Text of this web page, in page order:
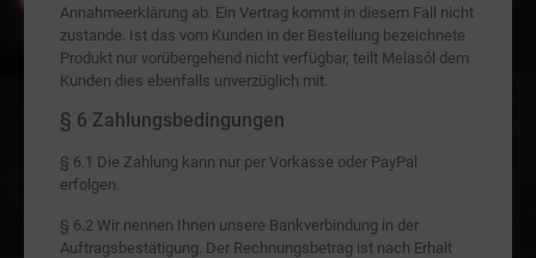
Annahmeerklärung ab. Ein Vertrag kommt in diesem Fall nicht
zustande. Ist das vom Kunden in der Bestellung bezeichnete
Produkt nur vorübergehend nicht verfügbar, teilt Melasól dem
Kunden dies ebenfalls unverzüglich mit.
§ 6 Zahlungsbedingungen
§ 6.1 Die Zahlung kann nur per Vorkasse oder PayPal
erfolgen.
§ 6.2 Wir nennen Ihnen unsere Bankverbindung in der
Auftragsbestätigung. Der Rechnungsbetrag ist nach Erhalt